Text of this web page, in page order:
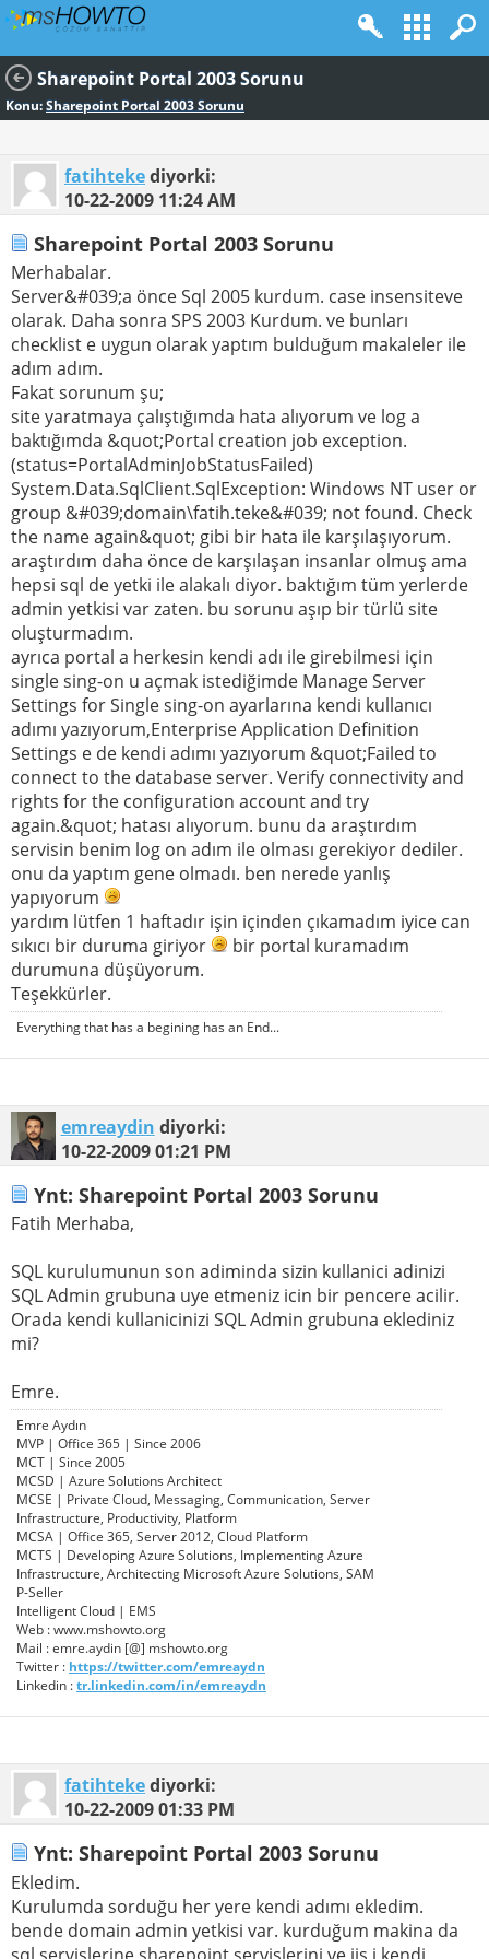
Sharepoint Portal 2003 Sorunu
Konu:Sharepoint Portal 2003 Sorunu
fatihtekediyorki:
10-22-2009 11:24 AM
Sharepoint Portal 2003 Sorunu
Merhabalar.
Server&#039;a önce Sql 2005 kurdum. case insensiteve
olarak. Daha sonra SPS 2003 Kurdum. ve bunları
checklist e uygun olarak yaptım bulduğum makaleler ile
adım adım.
Fakat sorunum şu;
site yaratmaya çalıştığımda hata alıyorum ve log a
baktığımda &quot;Portal creation job exception.
(status=PortalAdminJobStatusFailed)
System.Data.SqlClient.SqlException: Windows NT user or
group &#039;domain\fatih.teke&#039; not found. Check
the name again&quot; gibi bir hata ile karşılaşıyorum.
araştırdım daha önce de karşılaşan insanlar olmuş ama
hepsi sql de yetki ile alakalı diyor. baktığım tüm yerlerde
admin yetkisi var zaten. bu sorunu aşıp bir türlü site
oluşturmadım.
ayrıca portal a herkesin kendi adı ile girebilmesi için
single sing-on u açmak istediğimde Manage Server
Settings for Single sing-on ayarlarına kendi kullanıcı
adımı yazıyorum,Enterprise Application Definition
Settings e de kendi adımı yazıyorum &quot;Failed to
connect to the database server. Verify connectivity and
rights for the configuration account and try
again.&quot; hatası alıyorum. bunu da araştırdım
servisin benim log on adım ile olması gerekiyor dediler.
onu da yaptım gene olmadı. ben nerede yanlış
yapıyorum
yardım lütfen 1 haftadır işin içinden çıkamadım iyice can
sıkıcı bir duruma giriyor
bir portal kuramadım
durumuna düşüyorum.
Teşekkürler.
Everything that has a begining has an End...
emreaydin diyorki:
10-22-200901:21 PM
Ynt: Sharepoint Portal 2003 Sorunu
Fatih Merhaba,
SQL kurulumunun son adiminda sizin kullanici adinizi
SQL Admin grubuna uye etmeniz icin bir pencere acilir.
Orada kendi kullanicinizi SQL Admin grubuna eklediniz
mi?
Emre.
Emre Aydın
MVP | Office 365 | Since 2006
MCT | Since 2005
MCSD | Azure Solutions Architect
MCSE | Private Cloud, Messaging, Communication, Server
Infrastructure, Productivity, Platform
MCSA | Office 365, Server 2012, Cloud Platform
MCTS | Developing Azure Solutions, Implementing Azure
Infrastructure, Architecting Microsoft Azure Solutions, SAM
P-Seller
Intelligent Cloud | EMS
Web : www.mshowto.org
Mail : emre.aydin [@] mshowto.org
Twitter : https://twitter.com/emreaydn
Linkedin :tr.linkedin.com/in/emreaydn
fatihtekediyorki:
10-22-200901:33 PM
Ynt: Sharepoint Portal 2003 Sorunu
Ekledim.
Kurulumda sorduğu her yere kendi adımı ekledim.
bende domain admin yetkisi var. kurduğum makina da
sql servislerine sharepoint servislerini ve iis i kendi